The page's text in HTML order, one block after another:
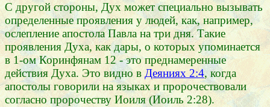
С другой стороны, Дух может специально вызывать
определенные проявления у людей, как, например,
ослепление апостола Павла на три дня. Такие
проявления Духа, как дары, о которых упоминается
в 1-ом Коринфянам 12 - это преднамеренные
действия Духа. Это видно в Деяниях 2:4, когда
апостолы говорили на языках и пророчествовали
согласно пророчеству Иоиля (Иоиль 2:28).